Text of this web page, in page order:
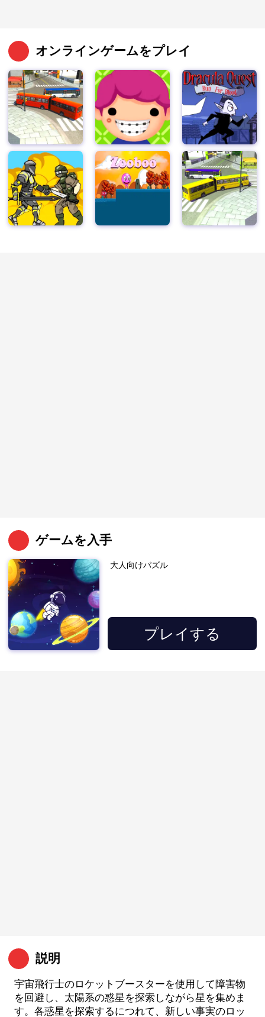
オンラインゲームをプレイ
ゲームを入手
大人向けパズル
プレイする
説明
宇宙飛行士のロケットブースターを使用して障害物
を回避し、太陽系の惑星を探索しながら星を集めま
す。各惑星を探索するにつれて、新しい事実のロッ